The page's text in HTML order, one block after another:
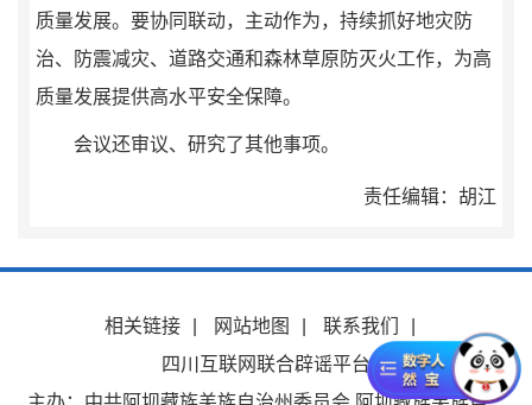
质量发展。要协同联动，主动作为，持续抓好地灾防
治、防震减灾、道路交通和森林草原防灭火工作，为高
质量发展提供高水平安全保障。
会议还审议、研究了其他事项。
责任编辑：胡江
相关链接 网站地图 联系我们
四川互联网联合辟谣平台